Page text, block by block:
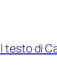
testo di